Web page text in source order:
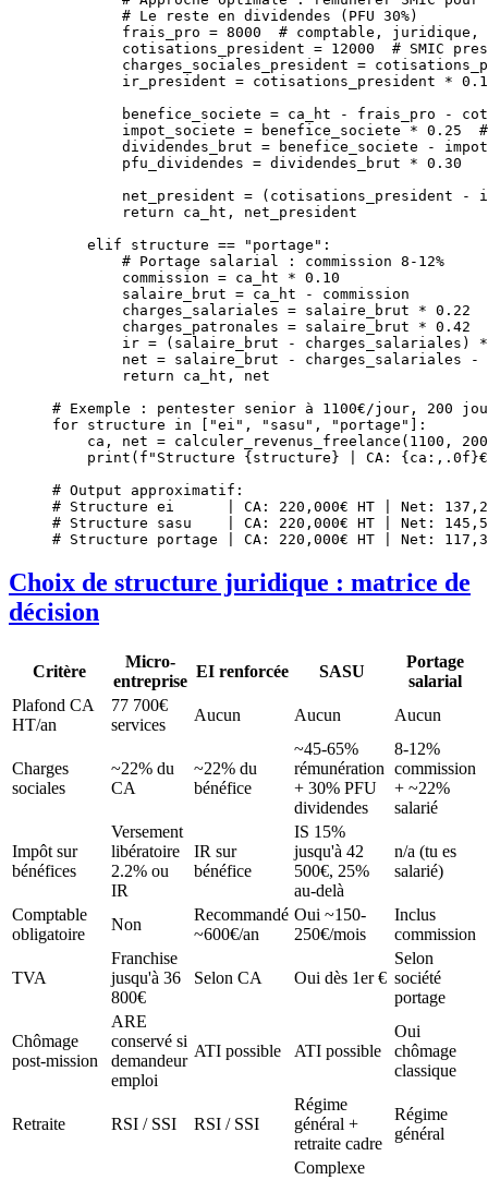
        # Le reste en dividendes (PFU 30%)
        frais_pro
= 8000
# comptable, juridique,
        cotisations_president
= 12000
# SMIC
        charges_sociales_president
=
        ir_president
= cotisations_president *
        benefice_societe
= ca_ht - frais_pro -
        impot_societe
= benefice_societe * 0.25
        dividendes_brut
= benefice_societe -
        pfu_dividendes
= dividendes_brut * 0.30
        net_president
= (cotisations_president -
        return
ca_ht, net_president
    elif
structure == "portage" :
        # Portage salarial : commission 8-12%
        commission
= ca_ht * 0.10
        salaire_brut
= ca_ht -
commission
        charges_salariales
= salaire_brut * 0.22
        charges_patronales
= salaire_brut * 0.42
        ir
= (salaire_brut - charges_salariales) *
        net
= salaire_brut - charges_salariales -
        return
ca_ht, net
# Exemple : pentester senior à 1100€/jour, 200
for structure in [ "ei" , "sasu" , "portage" ]:
    ca, net
= calculer_revenus_freelance( 1100 , 200
    print
( f "Structure {structure} | CA: {ca :,.0f}
# Output approximatif:
# Structure ei      | CA: 220,000€ HT | Net:
# Structure sasu    | CA: 220,000€ HT | Net:
# Structure portage | CA: 220,000€ HT | Net:
Choix de structure juridique : matrice de
décision
Critère
Micro-
entreprise
EI renforcée SASU
Portage
salarial
Plafond CA
HT/an
77 700€
services
Aucun Aucun Aucun
Charges
sociales
~22% du
CA
~22% du
bénéfice
~45-65%
rémunération
+ 30% PFU
dividendes
8-12%
commission
+ ~22%
salarié
Impôt sur
bénéfices
Versement
libératoire
2.2% ou
IR
IR sur
bénéfice
IS 15%
jusqu'à 42
500€, 25%
au-delà
n/a (tu es
salarié)
Comptable
obligatoire
Non
Recommandé
~600€/an
Oui ~150-
250€/mois
Inclus
commission
TVA
Franchise
jusqu'à 36
800€
Selon CA Oui dès 1er €
Selon
société
portage
Chômage
post-mission
ARE
conservé si
demandeur
emploi
ATI possible ATI possible
Oui
chômage
classique
Retraite RSI / SSI RSI / SSI
Régime
général +
retraite cadre
Régime
général
Complexe